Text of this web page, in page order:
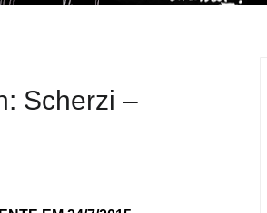
Scherzi –